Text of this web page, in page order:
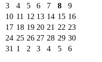
3
4 5 6 7 8
9
10 11 12 13 14 15 16
17 18 19 20 21 22 23
24 25 26 27 28 29 30
31 1 2 3 4 5 6